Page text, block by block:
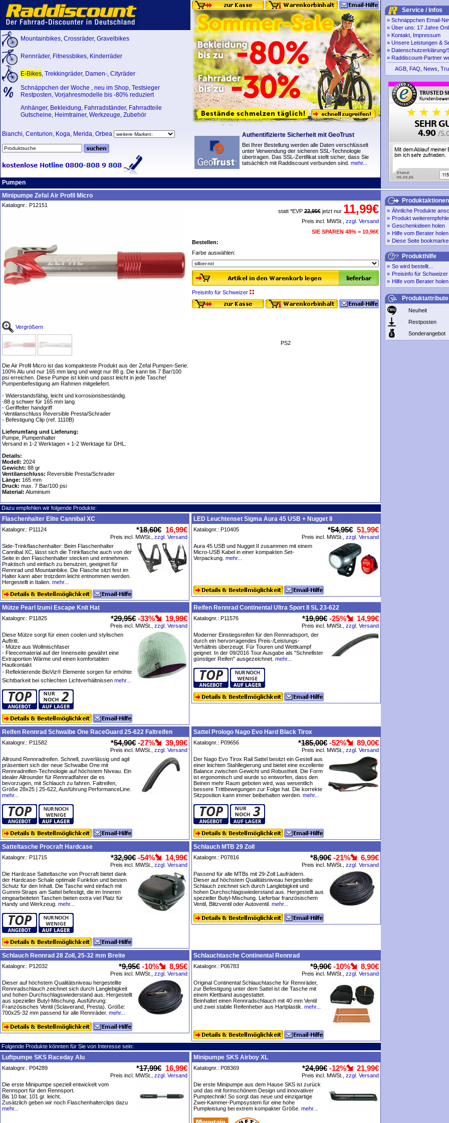
Mountainbikes, Crossräder, Gravelbikes
Rennräder, Fitnessbikes, Kinderräder
E-Bikes, Trekkingräder, Damen-, Cityräder
Schnäppchen der Woche , neu im Shop, Testsieger
Restposten, Vorjahresmodelle bis -80% reduziert
Anhänger, Bekleidung, Fahrradständer, Fahrradteile
Gutscheine, Heimtrainer, Werkzeuge, Zubehör
Service / Infos
» Schnäppchen Email-
» Über uns: 17 Jahre
» Kontakt, Impressum
» Unsere Leistungen &
» Datenschutzerklärung/
» Raddiscount-Partner
AGB FAQ News
Bianchi, Centurion, Koga, Merida, Orbea Authentifizierte Sicherheit mit GeoTrust
Bei Ihrer Bestellung werden alle Daten verschlüsselt
unter Verwendung der sicheren SSL-Technologie
übertragen. Das SSL-Zertifikat stellt sicher, dass Sie
tatsächlich mit Raddiscount verbunden sind. mehr...
Pumpen
Minipumpe Zefal Air Profil Micro
Katalognr.: P12151
Vergrößern
Die Air Profil Micro ist das kompakteste Produkt aus der Zefal Pumpen-Serie.
100% Alu und nur 165 mm lang und wiegt nur 88 g. Die kann bis 7 Bar/100
psi erreichen. Diese Pumpe ist klein und passt leicht in jede Tasche!
Pumpenbefestigung am Rahmen mitgeliefert.
- Widerstandsfähig, leicht und korrosionsbeständig.
-88 g schwer für 165 mm lang
- Geriffelter handgriff
-Ventilanschluss Reversible Presta/Schrader
- Befestigung Clip (ref. 1110B)
Lieferumfang und Lieferung:
Pumpe, Pumpenhalter
Versand in 1-2 Werktagen + 1-2 Werktage für DHL.
Details:
Modell: 2024
Gewicht: 88 gr
Ventilanschluss: Reversible Presta/Schrader
Länge: 165 mm
Druck: max. 7 Bar/100 psi
Material: Aluminium
statt *EVP 22,95€ jetzt nur 11,99€
Preis incl. MWSt., zzgl. Versand
SIE SPAREN 48% = 10,96€
Bestellen:
Farbe auswählen:
Preisinfo für Schweizer
PS2
Produktaktionen
» Ähnliche Produkte
» Produkt
» Geschenkideen holen
» Hilfe vom Berater holen
» Diese Seite
Produkthilfe
» So wird bestellt...
» Preisinfo für
» Hilfe vom Berater holen
Produktattribute
Neuheit
Restposten
Sonderangebot
Dazu empfehlen wir folgende Produkte:
Flaschenhalter Elite Cannibal XC
Katalognr.: P11124 *18,60€ 16,99€
Preis incl. MWSt., zzgl. Versand
Side-Trinkflaschenhalter: Beim Flaschenhalter
Cannibal XC, lässt sich die Trinkflasche auch von der
Seite in den Flaschenhalter stecken und entnehmen.
Praktisch und einfach zu benutzen, geeignet für
Rennrad und Mountainbike. Die Flasche sitzt fest im
Halter kann aber trotzdem leicht entnommen werden.
Hergestellt in Italien. mehr...
LED Leuchtenset Sigma Aura 45 USB + Nugget II
Katalognr.: P10405 *54,95€ 51,99€
Preis incl. MWSt., zzgl. Versand
Aura 45 USB und Nugget II zusammen mit einem
Micro-USB Kabel in einer kompakten Set-
Verpackung. mehr...
Mütze Pearl Izumi Escape Knit Hat
Katalognr.: P11825 *29,95€ -33% 19,99€
Preis incl. MWSt., zzgl. Versand
Diese Mütze sorgt für einen coolen und stylischen
Auftritt.
- Mütze aus Wollmischfaser
- Fleecematerial auf der Innenseite gewährt eine
Extraportion Wärme und einen komfortablen
Hautkontakt
- Reflektierende BioViz® Elemente sorgen für erhöhte
Sichtbarkeit bei schlechten Lichtverhältnissen mehr...
Reifen Rennrad Continental Ultra Sport II SL 23-622
Katalognr.: P11576 *19,99€ -25% 14,99€
Preis incl. MWSt., zzgl. Versand
Moderner Einstiegsreifen für den Rennradsport, der
durch ein hervorragendes Preis-/Leistungs-
Verhältnis überzeugt. Für Touren und Wettkampf
geignet. In der 09/2016 Tour Ausgabe als "Schnellster
günstiger Reifen" ausgezeichnet. mehr...
Reifen Rennrad Schwalbe One RaceGuard 25-622 Faltreifen
Katalognr.: P11582 *54,90€ -27% 39,99€
Preis incl. MWSt., zzgl. Versand
Allround Rennradreifen. Schnell, zuverlässig und agil
präsentiert sich der neue Schwalbe One mit
Rennradreifen-Technologie auf höchstem Niveau. Ein
idealer Allrounder für Rennradfahrer die es
bevorzugen, mit Schlauch zu fahren. Faltreifen,
Größe 28x25 | 25-622, Ausführung PerformanceLine.
mehr...
Sattel Prologo Nago Evo Hard Black Tirox
Katalognr.: P09656 *185,00€ -52% 89,00€
Preis incl. MWSt., zzgl. Versand
Der Nago Evo Tirox Rail Sattel besitzt ein Gestell aus
einer leichten Stahllegierung und bietet eine exzellente
Balance zwischen Gewicht und Robustheit. Die Form
ist ergonomisch und wurde so entworfen, dass den
Beinen mehr Raum geboten wird, was wesentlich
bessere Trittbewegungen zur Folge hat. Die korrekte
Sitzposition kann immer beibehalten werden. mehr...
Satteltasche Procraft Hardcase
Katalognr.: P11715 *32,90€ -54% 14,99€
Preis incl. MWSt., zzgl. Versand
Die Hardcase Satteltasche von Procraft bietet dank
der Hardcase-Schale optimale Funktion und besten
Schutz für den Inhalt. Die Tasche wird einfach mit
Gummi-Straps am Sattel befestigt, die im Inneren
eingearbeiteten Taschen bieten extra viel Platz für
Handy und Werkzeug. mehr...
Schlauch MTB 29 Zoll
Katalognr.: P07816 *8,90€ -21% 6,99€
Preis incl. MWSt., zzgl. Versand
Passend für alle MTBs mit 29-Zoll Laufrädern.
Dieser auf höchstem Qualitätsniveau hergestellte
Schlauch zeichnet sich durch Langlebigkeit und
hohen Durchschlagswiederstand aus. Hergestellt aus
spezieller Butyl-Mischung. Lieferbar französischem
Ventil, Blitzventil oder Autoventil. mehr...
Schlauch Rennrad 28 Zoll, 25-32 mm Breite
Katalognr.: P12032 *9,95€ -10% 8,95€
Preis incl. MWSt., zzgl. Versand
Dieser auf höchstem Qualitätsniveau hergestellte
Rennradschlauch zeichnet sich durch Langlebigkeit
und hohen Durchschlagswiederstand aus. Hergestellt
aus spezieller Butyl-Mischung. Ausführung:
Französisches Ventil (Sclaverand, Presta). Größe:
700x25-32 mm passend für alle Rennräder. mehr...
Schlauchtasche Continental Rennrad
Katalognr.: P06783 *9,90€ -10% 8,90€
Preis incl. MWSt., zzgl. Versand
Original Continental Schlauchtasche für Rennräder,
zur Befestigung unter dem Sattel ist die Tasche mit
einem Klettband ausgestattet.
Beinhaltet einen Rennradschlauch mit 40 mm Ventil
und zwei stabile Reifenheber aus Hartplastik. mehr...
Folgende Produkte könnten für Sie von Interesse sein:
Luftpumpe SKS Raceday Alu
Katalognr.: P04289 *17,99€ 16,99€
Preis incl. MWSt., zzgl. Versand
Die erste Minipumpe speziell entwickelt vom
Rennsport für den Rennsport.
Bis 10 bar, 101 gr. leicht.
Zusätzlich geben wir noch Flaschenhalterclips dazu
mehr...
Minipumpe SKS Airboy XL
Katalognr.: P08369 *24,99€ -12% 21,99€
Preis incl. MWSt., zzgl. Versand
Die erste Minipumpe aus dem Hause SKS ist zurück
und das mit formschönem Design und innovativer
Pumptechnik! So sorgt das neue und einzigartige
Zwei-Kammer-Pumpsystem für eine hohe
Pumpleistung bei extrem kompakter Größe. mehr...